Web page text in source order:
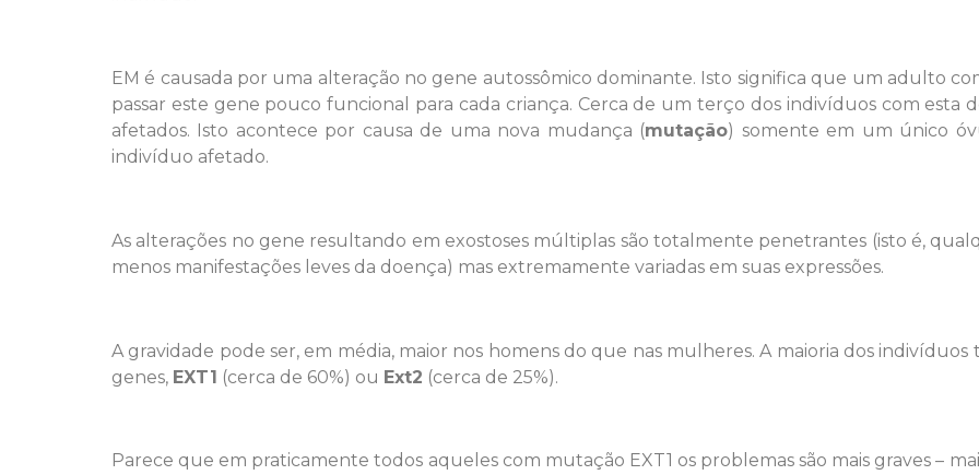
EM é causada por uma alteração no gene autossômico dominante. Isto significa que um adulto
passar este gene pouco funcional para cada criança. Cerca de um terço dos indivíduos com esta
afetados. Isto acontece por causa de uma nova mudança (mutação) somente em um único
indivíduo afetado.
As alterações no gene resultando em exostoses múltiplas são totalmente penetrantes (isto é,
menos manifestações leves da doença) mas extremamente variadas em suas expressões.
A gravidade pode ser, em média, maior nos homens do que nas mulheres. A maioria dos
genes, EXT1 (cerca de 60%) ou Ext2 (cerca de 25%).
Parece que em praticamente todos aqueles com mutação EXT1 os problemas são mais graves –